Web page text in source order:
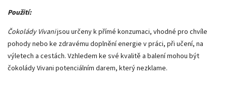
Použití:
Čokolády Vivanijsou určeny k přímé konzumaci, vhodné pro chvíle
pohody nebo ke zdravému doplnění energie v práci, při učení, na
výletech a cestách. Vzhledem ke své kvalitě a balení mohou být
čokolády Vivani potenciálním darem, který nezklame.